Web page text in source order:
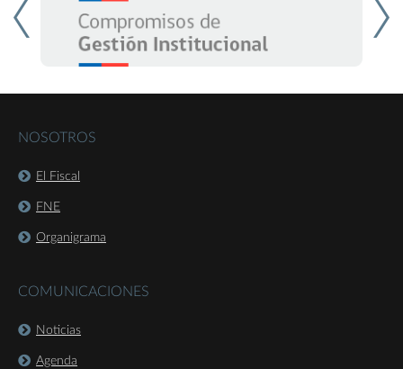
NOSOTROS
El Fiscal
FNE
Organigrama
COMUNICACIONES
Noticias
Agenda